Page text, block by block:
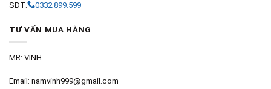
SĐT: 0332.899.599
TƯ VẤN MUA HÀNG
MR: VINH
Email: namvinh999@gmail.com